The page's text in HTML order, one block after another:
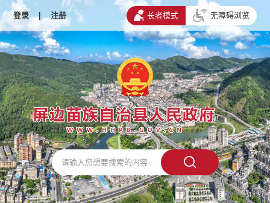
登录 | 注册 长者模式 无障碍浏览